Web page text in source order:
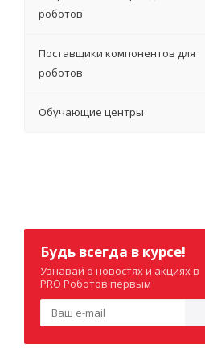
роботов
Поставщики компонентов для
роботов
Обучающие центры
Будь всегда в курсе!
Узнавай о новостях и акциях в
PRO Роботов первым